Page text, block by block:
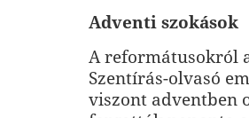
Adventi szokások
A reformátusokról
Szentírás-olvasó
viszont adventben